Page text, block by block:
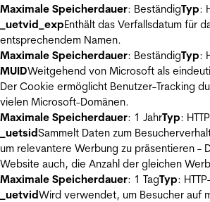
Maximale Speicherdauer: BeständigTyp:
_uetvid_expEnthält das Verfallsdatum für
entsprechendem Namen.
Maximale Speicherdauer: BeständigTyp:
MUIDWeitgehend von Microsoft als
Der Cookie ermöglicht Benutzer-Tracking
vielen Microsoft-Domänen.
Maximale Speicherdauer: 1 JahrTyp:
_uetsidSammelt Daten zum
um relevantere Werbung zu präsentieren -
Website auch, die Anzahl der gleichen
Maximale Speicherdauer: 1 TagTyp:
_uetvidWird verwendet, um Besucher auf